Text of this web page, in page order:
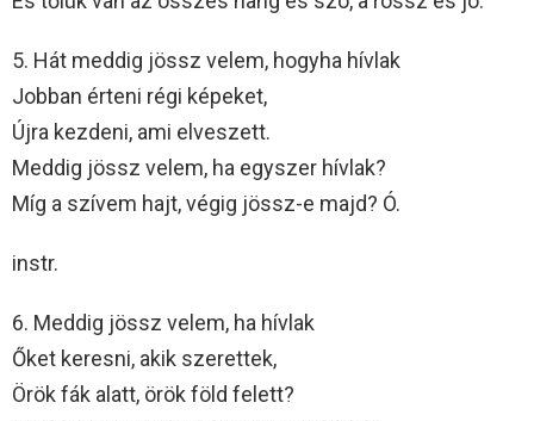
5. Hát meddig jössz velem, hogyha hívlak
Jobban érteni régi képeket,
Újra kezdeni, ami elveszett.
Meddig jössz velem, ha egyszer hívlak?
Míg a szívem hajt, végig jössz-e majd? Ó.
instr.
6. Meddig jössz velem, ha hívlak
Őket keresni, akik szerettek,
Örök fák alatt, örök föld felett?